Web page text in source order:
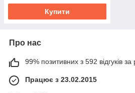
Купити
Про нас
99% позитивних з 592 відгуків за
Працює з 23.02.2015